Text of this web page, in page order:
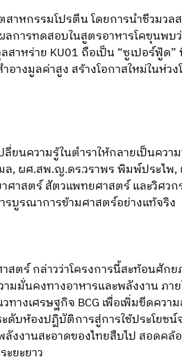
หกรรมโปรตีน โดยการนำชีวมวล
ลการทดสอบในสูตรอาหารโคขุนพ
าหร่าย KU01 ถือเป็น “ซูเปอร์ฟู้ด
งมูลค่าสูง สร้างโอกาสใหม่ในห่ว
ยนความรู้ในตำราให้กลายเป็นคว
ล, ผศ.สพ.ญ.ดร.วราพร พิมพ์ประไ
าสตร์ สัตวแพทยศาสตร์ และวิศวก
บูรณาการข้ามศาสตร์อย่างแท้จริง
ตร์ กล่าวว่าโครงการนี้สะท้อนศัก
มมั่นคงทางอาหารและพลังงาน ภ
งเศรษฐกิจ BCG เพื่อเพิ่มขีดความ
ดับห้องปฏิบัติการสู่การใช้ประโยช
งานสะอาดของไทยสืบไป สอดคล้
ยะยาว